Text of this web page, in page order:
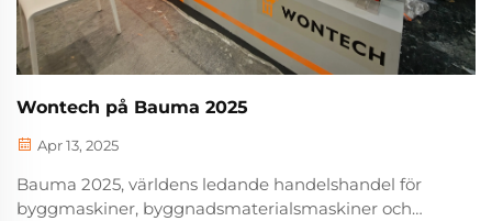
Wontech på Bauma 2025
Apr 13, 2025
Bauma 2025, världens ledande handelshandel för
byggmaskiner, byggnadsmaterialsmaskiner och